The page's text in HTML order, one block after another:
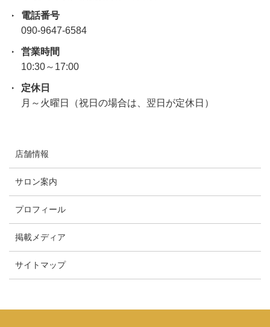
電話番号
090-9647-6584
営業時間
10:30～17:00
定休日
月～火曜日（祝日の場合は、翌日が定休日）
店舗情報
サロン案内
プロフィール
掲載メディア
サイトマップ